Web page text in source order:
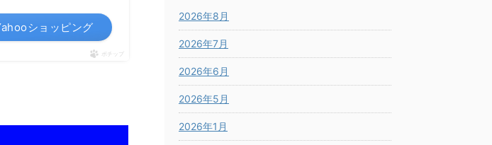
ショッピング
ポチップ
2026年8月
2026年7月
2026年6月
2026年5月
2026年1月